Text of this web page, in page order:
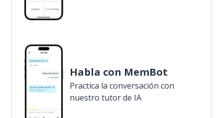
Habla con MemBot
Practica la conversación con
nuestro tutor de IA